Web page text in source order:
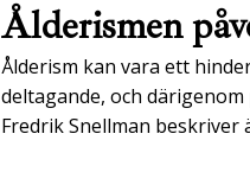
Ålderismen
Ålderism kan vara ett
deltagande, och
Fredrik Snellman beskriver